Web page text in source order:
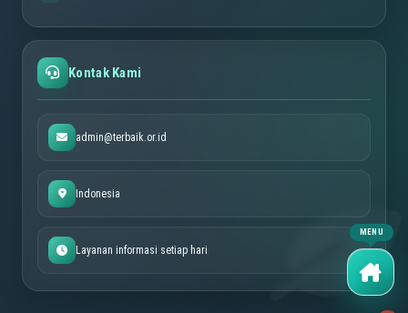
Kontak Kami
admin@terbaik.or.id
Indonesia
Layanan informasi setiap hari